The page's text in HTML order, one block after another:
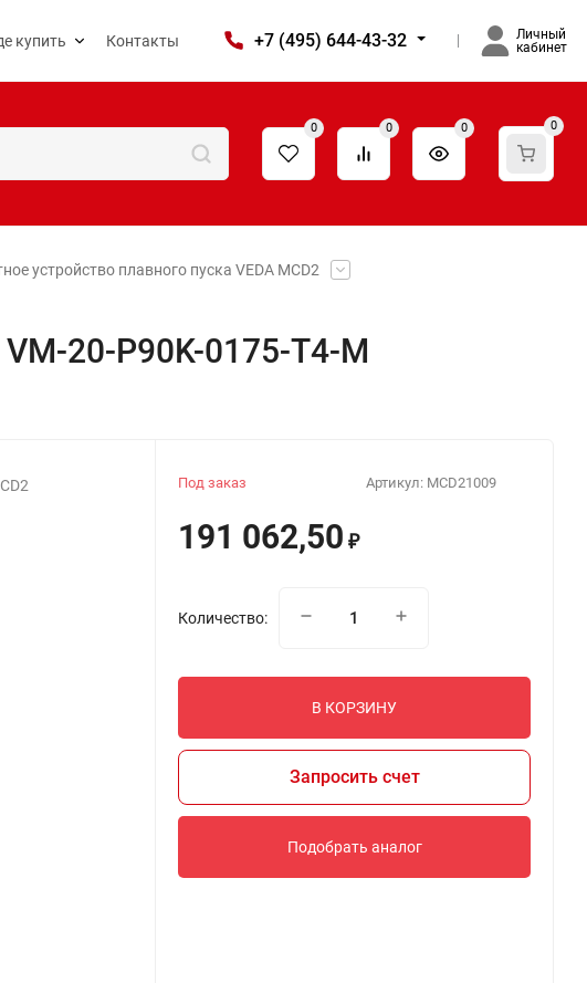
купить Контакты +7 (495) 644-43-32
Личный
кабинет
0 0 0 0
устройство плавного пуска VEDA MCD2
20-P90K-0175-T4-M
Артикул: MCD21009
Под заказ
191 062,50 ₽
Количество:
В КОРЗИНУ
Запросить счет
Подобрать аналог